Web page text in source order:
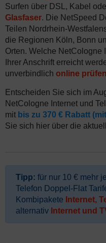
Surfen über DSL, Kabel
Glasfaser. Die NetSpeed
Teilen Nordrhein-
die Regionen Köln, Bonn
Orten. Welche NetCologne
Ihrer Anschrift erreicht
unverbindlich online prüfen
Entscheiden Sie sich im
NetCologne Internet und
mit bis zu 370 € Rabatt
Sie sich hier über die
Tipp: für nur 10 € mehr
Telefon Doppel-Flat
Kombipakete Internet,
alternativ Internet und